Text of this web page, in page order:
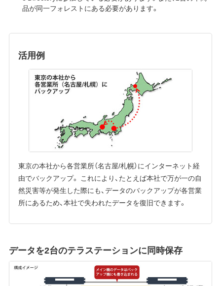
品が同一フォレストにある必要があります。
活用例
東京の本社から各営業所（名古屋/札幌）にインターネット経
由でバックアップ。 これにより、たとえば本社で万が一の自
然災害等が発生した際にも、データのバックアップが各営業
所にあるため、本社で失われたデータを復旧できます。
データを2台のテラステーションに同時保存